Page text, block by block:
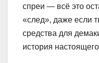
спреи — всё это
«след», даже если
средства для
история